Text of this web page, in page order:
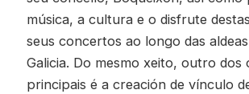
música, a cultura e o disfrute
seus concertos ao longo das
Galicia. Do mesmo xeito, outro dos
principais é a creación de vínculo